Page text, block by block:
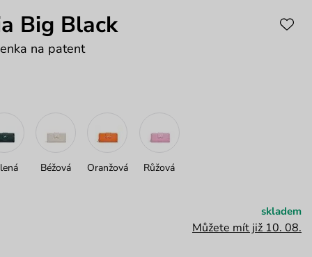
Big Black
na patent
Béžová Oranžová Růžová
skladem
Můžete mít již 10. 08.